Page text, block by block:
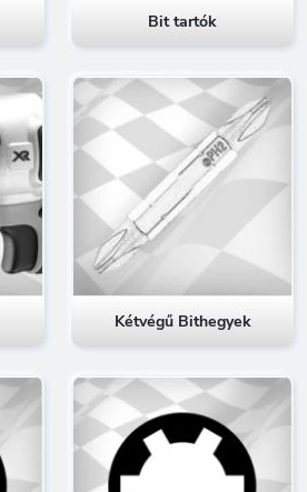
Bit tartók
Kétvégű Bithegyek